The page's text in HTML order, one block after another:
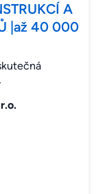
A
|až 40 000